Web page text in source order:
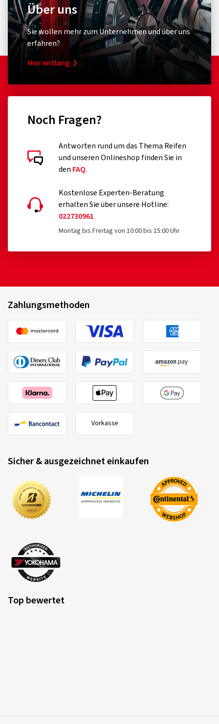
Über uns
Sie wollen mehr zum Unternehmen und über uns
erfahren?
Hier entlang
Noch Fragen?
Antworten rund um das Thema Reifen
und unseren Onlineshop finden Sie in
den FAQ.
Kostenlose Experten-Beratung
erhalten Sie über unsere Hotline:
022730961
Montag bis Freitag von 10:00 bis 15:00 Uhr
Zahlungsmethoden
Vorkasse
Sicher & ausgezeichnet einkaufen
Top bewertet